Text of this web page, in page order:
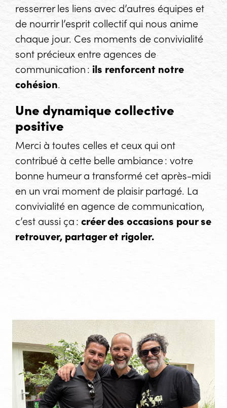
resserrer les liens avec d’autres équipes et
de nourrir l’esprit collectif qui nous anime
chaque jour. Ces moments de convivialité
sont précieux entre agences de
communication : ils renforcent notre
cohésion.
Une dynamique collective
positive
Merci à toutes celles et ceux qui ont
contribué à cette belle ambiance : votre
bonne humeur a transformé cet après-midi
en un vrai moment de plaisir partagé. La
convivialité en agence de communication,
c’est aussi ça : créer des occasions pour se
retrouver, partager et rigoler.